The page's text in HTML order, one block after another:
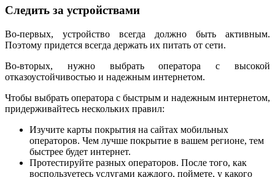
Следить за устройствами
Во-первых, устройство всегда должно быть активным.
Поэтому придется всегда держать их питать от сети.
Во-вторых, нужно выбрать оператора с высокой
отказоустойчивостью и надежным интернетом.
Чтобы выбрать оператора с быстрым и надежным интернетом,
придерживайтесь нескольких правил:
Изучите карты покрытия на сайтах мобильных
операторов. Чем лучше покрытие в вашем регионе, тем
быстрее будет интернет.
Протестируйте разных операторов. После того, как
воспользуетесь услугами каждого, поймете, у какого